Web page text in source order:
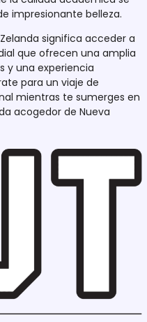
impresionante belleza.
significa acceder a
que ofrecen una amplia
y una experiencia
para un viaje de
mientras te sumerges en
acogedor de Nueva